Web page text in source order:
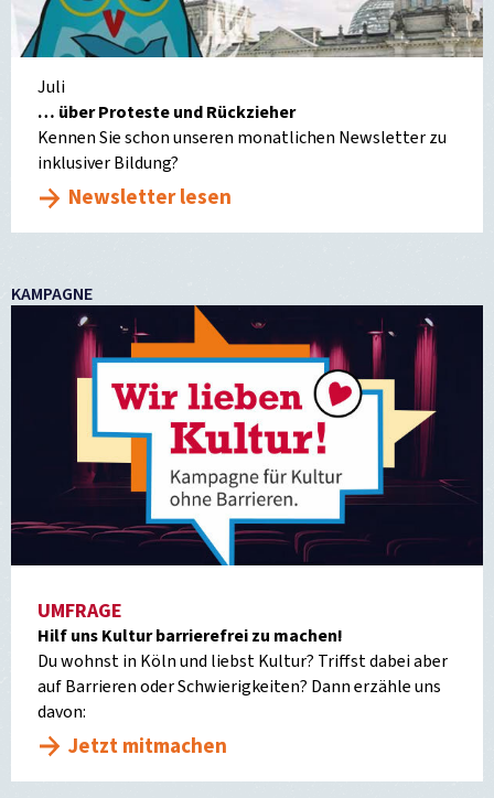
Juli
… über Proteste und Rückzieher
Kennen Sie schon unseren monatlichen Newsletter zu
inklusiver Bildung?
Newsletter lesen
KAMPAGNE
UMFRAGE
Hilf uns Kultur barrierefrei zu machen!
Du wohnst in Köln und liebst Kultur? Triffst dabei aber
auf Barrieren oder Schwierigkeiten? Dann erzähle uns
davon:
Jetzt mitmachen